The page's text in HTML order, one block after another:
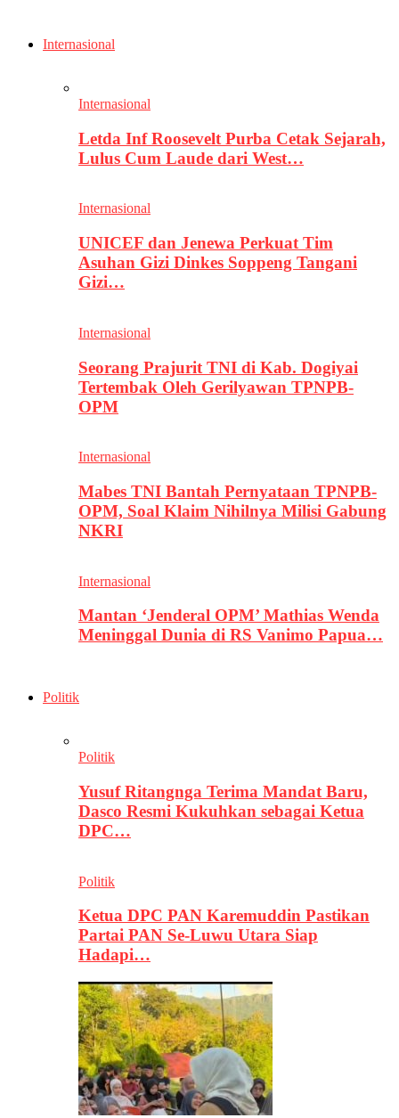
Internasional
Internasional
Letda Inf Roosevelt Purba Cetak Sejarah,
Lulus Cum Laude dari West…
Internasional
UNICEF dan Jenewa Perkuat Tim
Asuhan Gizi Dinkes Soppeng Tangani
Gizi…
Internasional
Seorang Prajurit TNI di Kab. Dogiyai
Tertembak Oleh Gerilyawan TPNPB-
OPM
Internasional
Mabes TNI Bantah Pernyataan TPNPB-
OPM, Soal Klaim Nihilnya Milisi Gabung
NKRI
Internasional
Mantan ‘Jenderal OPM’ Mathias Wenda
Meninggal Dunia di RS Vanimo Papua…
Politik
Politik
Yusuf Ritangnga Terima Mandat Baru,
Dasco Resmi Kukuhkan sebagai Ketua
DPC…
Politik
Ketua DPC PAN Karemuddin Pastikan
Partai PAN Se-Luwu Utara Siap
Hadapi…